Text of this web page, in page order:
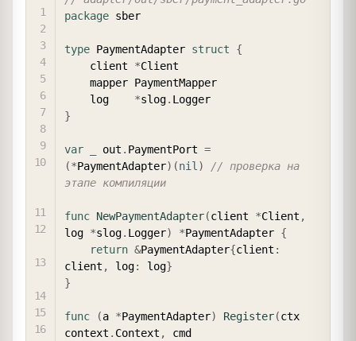
package sber
type PaymentAdapter struct
{
    client
*Client
    log
*slog.
}
var out . PaymentPort =
(*PaymentAdapter) (nil )
// проверка на
этапе компиляции
func NewPaymentAdapter(client *Client ,
log *slog. Logger) *PaymentAdapter {
return &PaymentAdapter{client :
client , log: log}
}
func (a *PaymentAdapter) Register(ctx
context . Context ,
cmd